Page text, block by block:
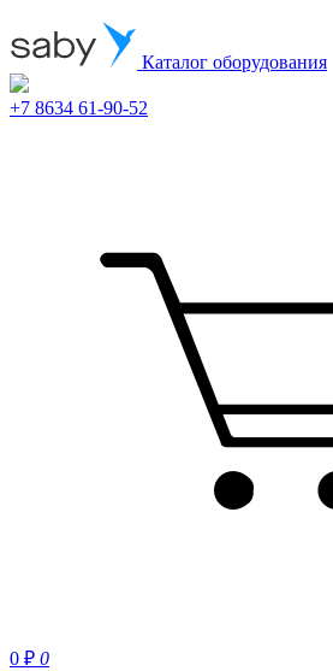
Каталог оборудования
+7 8634 61-90-52
0 ₽ 0